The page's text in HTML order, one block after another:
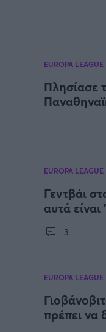
EUROPA LEAGUE
Πλησίασε
EUROPA LEAGUE
Γεντβάι
αυτά
3
EUROPA LEAGUE
πρέπει να